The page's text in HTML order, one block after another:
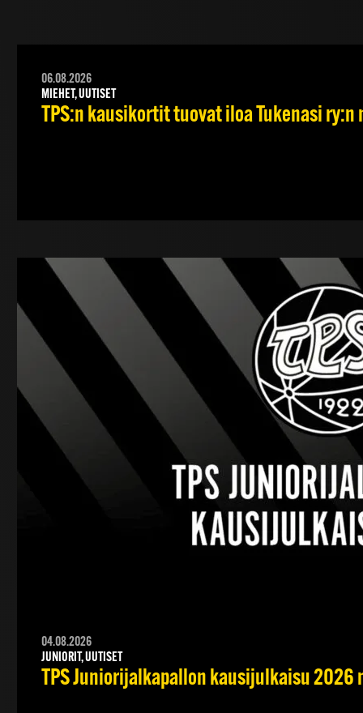
06.08.2026
MIEHET, UUTISET
TPS:n kausikortit tuovat iloa Tukenasi
04.08.2026
JUNIORIT, UUTISET
TPS Juniorijalkapallon kausijulkaisu 2026